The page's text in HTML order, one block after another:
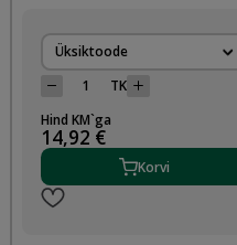
Üksiktoode
TK
Hind KM`ga
14,92 €
Korvi